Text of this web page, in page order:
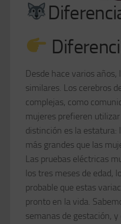
Desde hace varios
similares. Los cerebros
complejas, como
mujeres prefieren
distinción es la estatura:
más grandes que las
Las pruebas eléctricas
los tres meses de edad,
probable que estas
pronto en la vida.
semanas de gestación,